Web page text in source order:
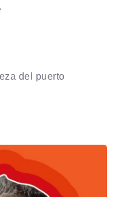
del puerto